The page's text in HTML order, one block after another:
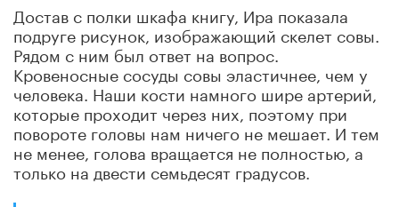
Достав с полки шкафа книгу, Ира показала
подруге рисунок, изображающий скелет совы.
Рядом с ним был ответ на вопрос.
Кровеносные сосуды совы эластичнее, чем у
человека. Наши кости намного шире артерий,
которые проходит через них, поэтому при
повороте головы нам ничего не мешает. И тем
не менее, голова вращается не полностью, а
только на двести семьдесят градусов.